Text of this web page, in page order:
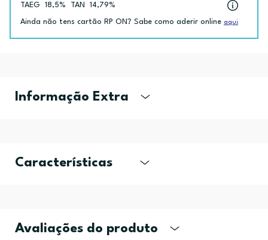
TAEG 18,5% TAN 14,79%
Ainda não tens cartão RP ON? Sabe como aderir online aqui
Informação Extra
Características
Avaliações do produto